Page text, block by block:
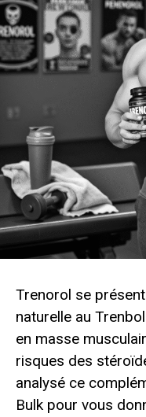
Trenorol se
naturelle au
en masse
risques des
analysé ce
Bulk pour vous